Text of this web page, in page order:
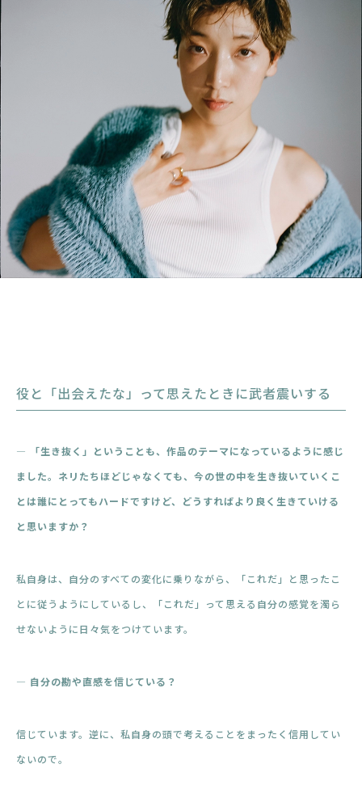
役と「出会えたな」って思えたときに武者震いする
― 「生き抜く」ということも、作品のテーマになっているように感じ
ました。ネリたちほどじゃなくても、今の世の中を生き抜いていくこ
とは誰にとってもハードですけど、どうすればより良く生きていける
と思いますか？
私自身は、自分のすべての変化に乗りながら、「これだ」と思ったこ
とに従うようにしているし、「これだ」って思える自分の感覚を濁ら
せないように日々気をつけています。
― 自分の勘や直感を信じている？
信じています。逆に、私自身の頭で考えることをまったく信用してい
ないので。